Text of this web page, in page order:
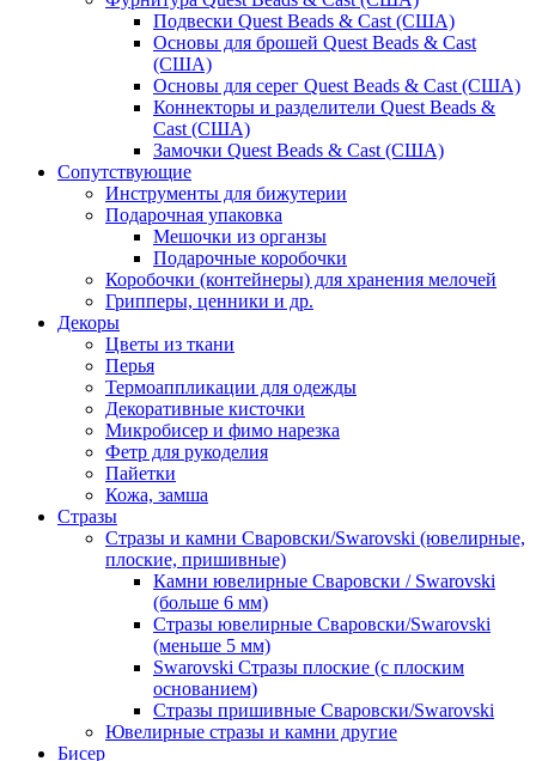
Подвески Quest Beads & Cast (США)
Основы для брошей Quest Beads & Cast
(США)
Основы для серег Quest Beads & Cast (США)
Коннекторы и разделители Quest Beads &
Cast (США)
Замочки Quest Beads & Cast (США)
Сопутствующие
Инструменты для бижутерии
Подарочная упаковка
Мешочки из органзы
Подарочные коробочки
Коробочки (контейнеры) для хранения мелочей
Грипперы, ценники и др.
Декоры
Цветы из ткани
Перья
Термоаппликации для одежды
Декоративные кисточки
Микробисер и фимо нарезка
Фетр для рукоделия
Пайетки
Кожа, замша
Стразы
Стразы и камни Сваровски/Swarovski (ювелирные,
плоские, пришивные)
Камни ювелирные Сваровски / Swarovski
(больше 6 мм)
Стразы ювелирные Сваровски/Swarovski
(меньше 5 мм)
Swarovski Стразы плоские (с плоским
основанием)
Стразы пришивные Сваровски/Swarovski
Ювелирные стразы и камни другие
Бисер